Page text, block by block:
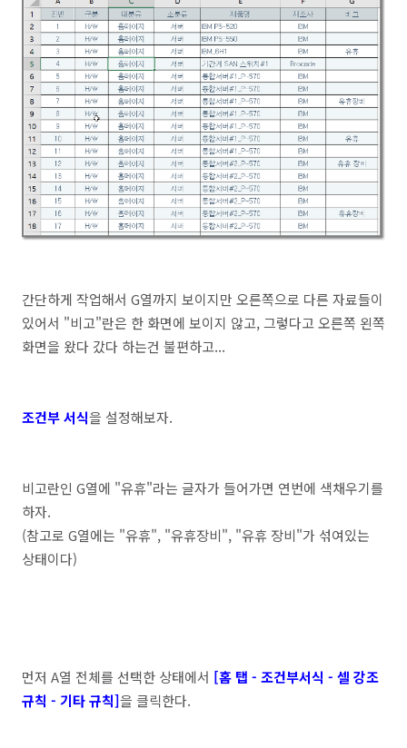
간단하게 작업해서 G열까지 보이지만 오른쪽으로 다른 자료들이
있어서 "비고"란은 한 화면에 보이지 않고, 그렇다고 오른쪽 왼쪽
화면을 왔다 갔다 하는건 불편하고...
조건부 서식을 설정해보자.
비고란인 G열에 "유휴"라는 글자가 들어가면 연번에 색채우기를
하자.
(참고로 G열에는 "유휴", "유휴장비", "유휴 장비"가 섞여있는
상태이다)
먼저 A열 전체를 선택한 상태에서 [홈 탭 - 조건부서식 - 셀 강조
규칙 - 기타 규칙]을 클릭한다.